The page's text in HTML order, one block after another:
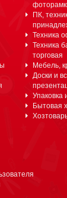
ПК,
Техника
Техника
торговая
Мебель,
Доски и
Упаковка
Бытовая